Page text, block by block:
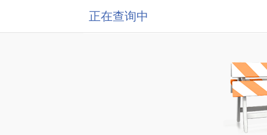
正在查询中